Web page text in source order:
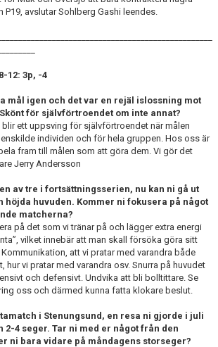
avslutar Sohlberg Gashi leendes.
12: 3p, -4
mål igen och det var en rejäl islossning mot
för självförtroendet om inte annat?
blir ett uppsving för självförtroendet när målen
individen och för hela gruppen. Hos oss är
fram till målen som att göra dem. Vi gör det
Jerry Andersson
av tre i fortsättningsserien, nu kan ni gå ut
höjda huvuden. Kommer ni fokusera på något
matcherna?
på det som vi tränar på och lägger extra energi
vilket innebär att man skall försöka göra sitt
att vi pratar med varandra både
vi pratar med varandra osv. Snurra på huvudet
och defensivt. Undvika att bli bolltittare. Se
oss och därmed kunna fatta klokare beslut.
i Stenungsund, en resa ni gjorde i juli
2-4 seger. Tar ni med er något från den
ni bara vidare på måndagens storseger?